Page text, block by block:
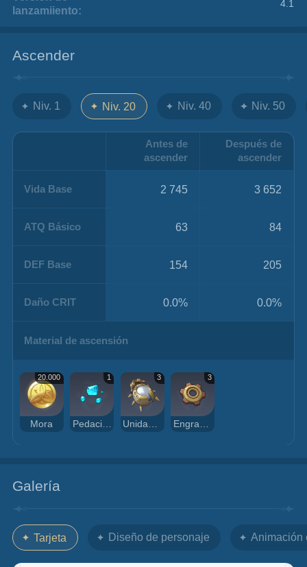
lanzamiiento:
4.1
Ascender
Niv. 1 Niv. 20 Niv. 40 Niv. 50
Antes de
ascender
Después de
ascender
Vida Base 2 745 3 652
ATQ Básico 63 84
DEF Base 154 205
Daño CRIT 0.0% 0.0%
Material de ascensión
20.000
Mora
1
Pedacito de jade shivada
3 3
Galería
Tarjeta Diseño de personaje Animación